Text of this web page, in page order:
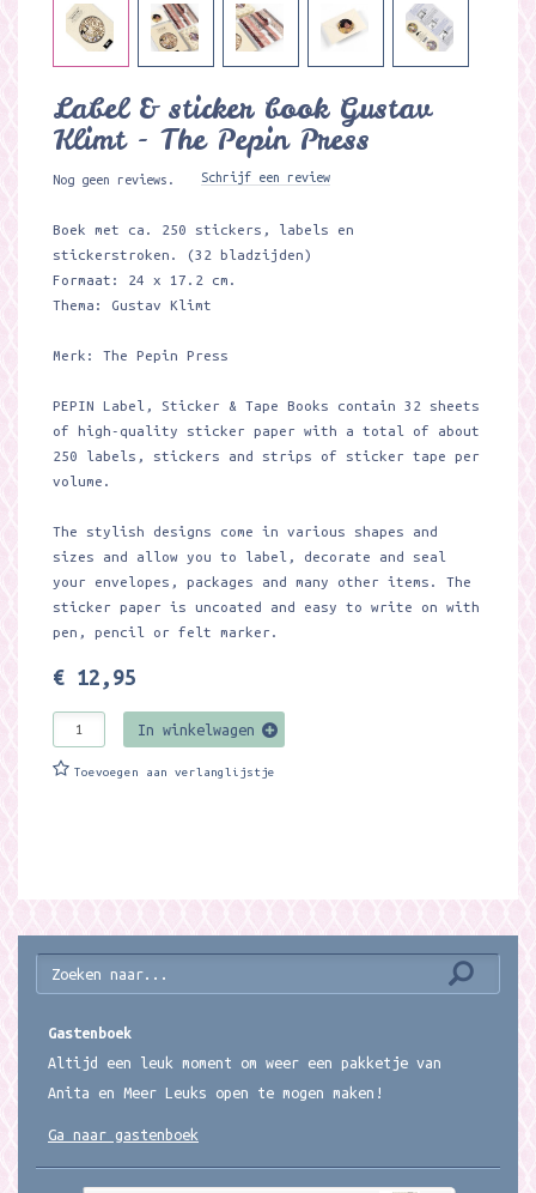
Label & sticker book Gustav
Klimt - The Pepin Press
Nog geen reviews. Schrijf een review
Boek met ca. 250 stickers, labels en
stickerstroken. (32 bladzijden)
Formaat: 24 x 17.2 cm.
Thema: Gustav Klimt
Merk: The Pepin Press
PEPIN Label, Sticker & Tape Books contain 32 sheets
of high-quality sticker paper with a total of about
250 labels, stickers and strips of sticker tape per
volume.
The stylish designs come in various shapes and
sizes and allow you to label, decorate and seal
your envelopes, packages and many other items. The
sticker paper is uncoated and easy to write on with
pen, pencil or felt marker.
€ 12,95
In winkelwagen
Toevoegen aan verlanglijstje
Gastenboek
Altijd een leuk moment om weer een pakketje van
Anita en Meer Leuks open te mogen maken!
Ga naar gastenboek